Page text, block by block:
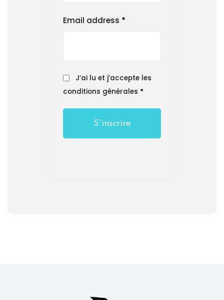
Email address *
J’ai lu et j’accepte les
conditions générales *